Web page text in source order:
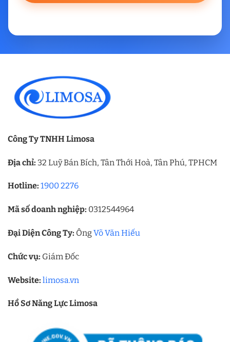
Công Ty TNHH Limosa
Địa chỉ: 32 Luỹ Bán Bích, Tân Thới Hoà, Tân Phú, TPHCM
Hotline: 1900 2276
Mã số doanh nghiệp: 0312544964
Đại Diện Công Ty: ÔngVõ Văn Hiếu
Chức vụ: Giám Đốc
Website: limosa.vn
Hồ Sơ Năng Lực Limosa